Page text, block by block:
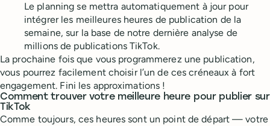
Le planning se mettra automatiquement à jour pour
intégrer les meilleures heures de publication de la
semaine, sur la base de notre dernière analyse de
millions de publications TikTok.
La prochaine fois que vous programmerez une publication,
vous pourrez facilement choisir l’un de ces créneaux à fort
engagement. Fini les approximations !
Comment trouver votre meilleure heure pour publier sur
TikTok
Comme toujours, ces heures sont un point de départ — votre